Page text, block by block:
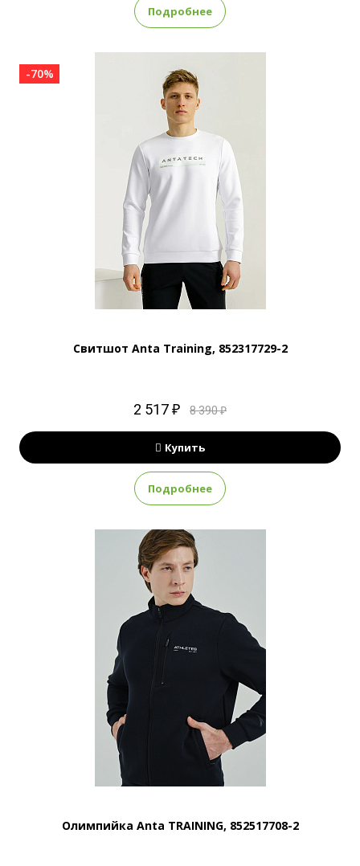
Подробнее
-70%
Свитшот Anta Training, 852317729-2
2 517 ₽ 8 390 ₽
Купить
Подробнее
Олимпийка Anta TRAINING, 852517708-2